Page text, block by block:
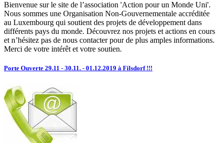
Bienvenue sur le site de l’association 'Action pour un Monde Uni'.
Nous sommes une Organisation Non-Gouvernementale accréditée
au Luxembourg qui soutient des projets de développement dans
différents pays du monde. Découvrez nos projets et actions en cours
et n’hésitez pas de nous contacter pour de plus amples informations.
Merci de votre intérêt et votre soutien.
Porte Ouverte 29.11 - 30.11. - 01.12.2019 à Filsdorf !!!